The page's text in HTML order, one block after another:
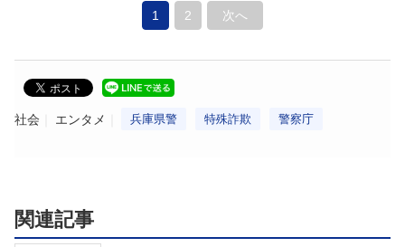
1 2 次へ
社会 エンタメ 兵庫県警 特殊詐欺 警察庁
関連記事